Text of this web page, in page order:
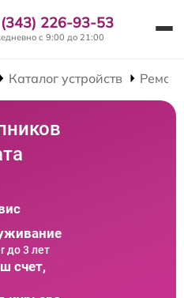
226-93-53
с 9:00 до 21:00
Каталог устройств
до 3 лет
счет,